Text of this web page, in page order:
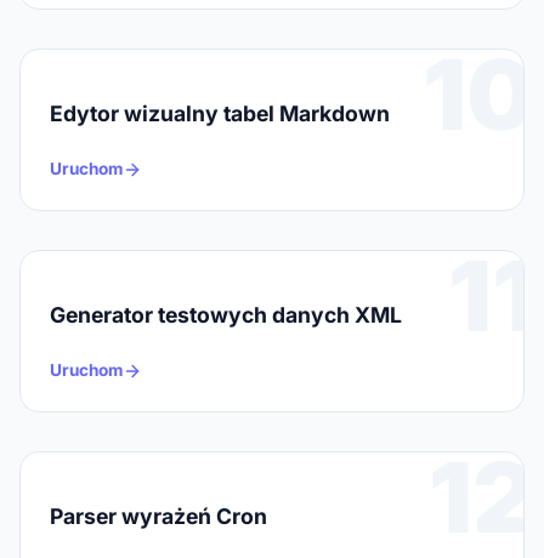
10
Edytor wizualny tabel Markdown
Uruchom
11
Generator testowych danych XML
Uruchom
12
Parser wyrażeń Cron